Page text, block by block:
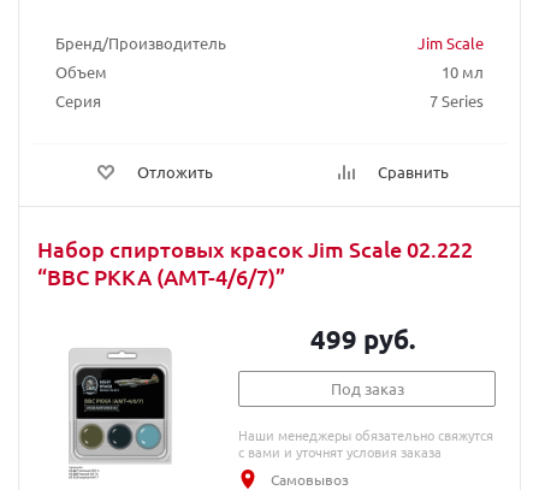
Бренд/Производитель
Jim Scale
Объем
10 мл
Серия
7 Series
Отложить Сравнить
Набор спиртовых красок Jim Scale 02.222
“ВВС РККА (АМТ-4/6/7)”
499 руб.
Под заказ
Наши менеджеры обязательно свяжутся
с вами и уточнят условия заказа
Самовывоз